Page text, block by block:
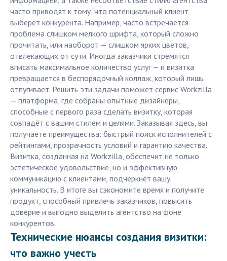
часто приводят к тому, что потенциальный клиент
выберет конкурента. Например, часто встречается
проблема слишком мелкого шрифта, который сложно
прочитать, или наоборот — слишком ярких цветов,
отвлекающих от сути. Иногда заказчики стремятся
вписать максимальное количество услуг — и визитка
превращается в беспорядочный коллаж, который лишь
отпугивает. Решить эти задачи поможет сервис Workzilla
— платформа, где собраны опытные дизайнеры,
способные с первого раза сделать визитку, которая
совпадёт с вашим стилем и целями. Заказывая здесь, вы
получаете преимущества: быстрый поиск исполнителей с
рейтингами, прозрачность условий и гарантию качества.
Визитка, созданная на Workzilla, обеспечит не только
эстетическое удовольствие, но и эффективную
коммуникацию с клиентами, подчеркнёт вашу
уникальность. В итоге вы сэкономите время и получите
продукт, способный привлечь заказчиков, повысить
доверие и выгодно выделить агентство на фоне
конкурентов.
Технические нюансы создания визитки:
что важно учесть